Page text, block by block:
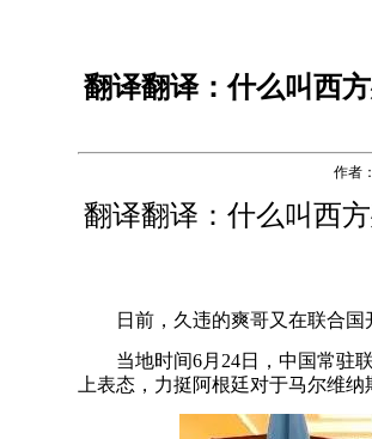
翻译翻译：什么叫西
作者
翻译翻译：什么叫西
日前，久违的爽哥又在联合国
当地时间6月24日，中国常驻联
上表态，力挺阿根廷对于马尔维